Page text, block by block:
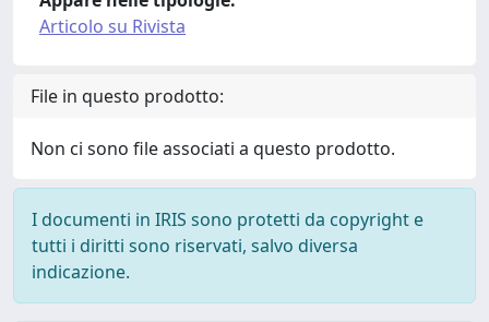
Articolo su Rivista
File in questo prodotto:
Non ci sono file associati a questo prodotto.
I documenti in IRIS sono protetti da copyright e
tutti i diritti sono riservati, salvo diversa
indicazione.